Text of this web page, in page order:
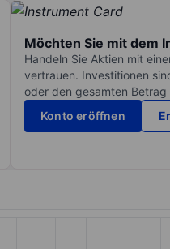
Möchten Sie mit dem
Handeln Sie Aktien mit
vertrauen. Investitionen
oder den gesamten
Konto eröffnen